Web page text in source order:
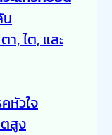
น
า, ไต, และ
หัวใจ
สูง